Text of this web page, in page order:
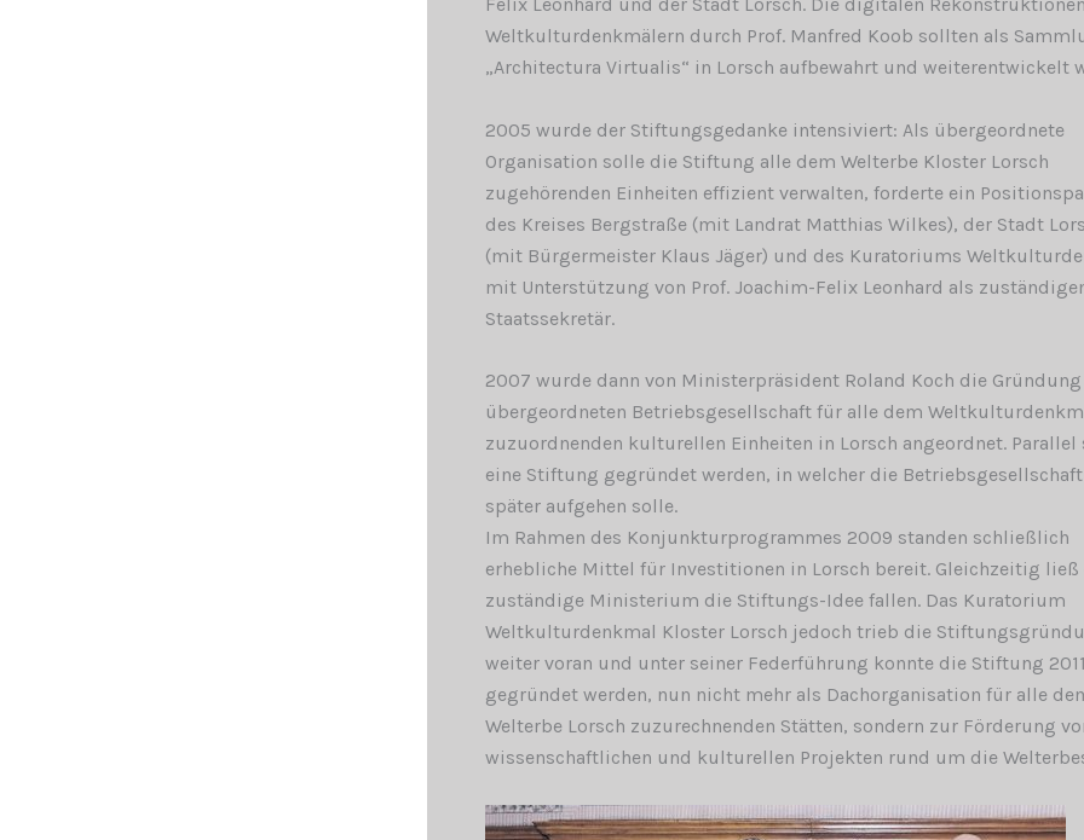
Weltkulturdenkmälern durch Prof. Manfred Koob sollten als
„Architectura Virtualis“ in Lorsch aufbewahrt und weiterentwickelt
2005 wurde der Stiftungsgedanke intensiviert: Als übergeordnete
Organisation solle die Stiftung alle dem Welterbe Kloster Lorsch
zugehörenden Einheiten effizient verwalten, forderte ein
des Kreises Bergstraße (mit Landrat Matthias Wilkes), der Stadt
(mit Bürgermeister Klaus Jäger) und des Kuratoriums
mit Unterstützung von Prof. Joachim-Felix Leonhard als
Staatssekretär.
2007 wurde dann von Ministerpräsident Roland Koch die
übergeordneten Betriebsgesellschaft für alle dem
zuzuordnenden kulturellen Einheiten in Lorsch angeordnet. Parallel
eine Stiftung gegründet werden, in welcher die Betriebsgesellschaft
später aufgehen solle.
Im Rahmen des Konjunkturprogrammes 2009 standen schließlich
erhebliche Mittel für Investitionen in Lorsch bereit. Gleichzeitig ließ
zuständige Ministerium die Stiftungs-Idee fallen. Das Kuratorium
Weltkulturdenkmal Kloster Lorsch jedoch trieb die
weiter voran und unter seiner Federführung konnte die Stiftung 2011
gegründet werden, nun nicht mehr als Dachorganisation für alle
Welterbe Lorsch zuzurechnenden Stätten, sondern zur Förderung
wissenschaftlichen und kulturellen Projekten rund um die